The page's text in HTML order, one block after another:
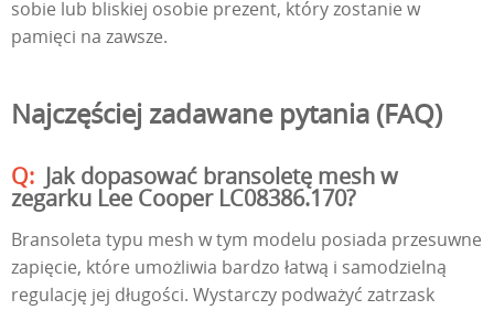
sobie lub bliskiej osobie prezent, który zostanie w
pamięci na zawsze.
Najczęściej zadawane pytania (FAQ)
Jak dopasować bransoletę mesh w
zegarku Lee Cooper LC08386.170?
Bransoleta typu mesh w tym modelu posiada przesuwne
zapięcie, które umożliwia bardzo łatwą i samodzielną
regulację jej długości. Wystarczy podważyć zatrzask